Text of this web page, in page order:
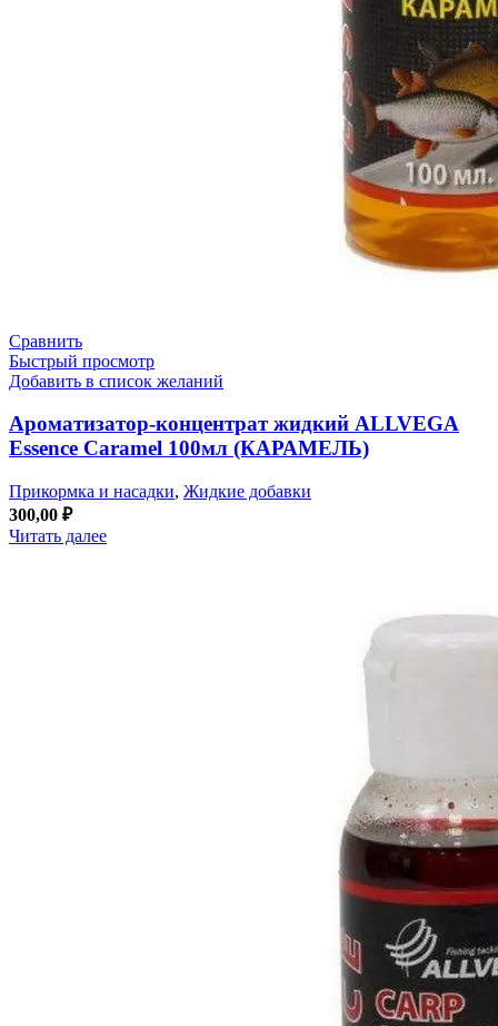
Сравнить
Быстрый просмотр
Добавить в список желаний
Ароматизатор-концентрат жидкий ALLVEGA
Essence Caramel 100мл (КАРАМЕЛЬ)
Прикормка и насадки, Жидкие добавки
300,00 ₽
Читать далее